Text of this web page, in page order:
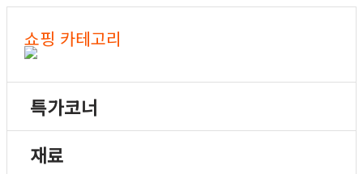
쇼핑 카테고리
특가코너
재료